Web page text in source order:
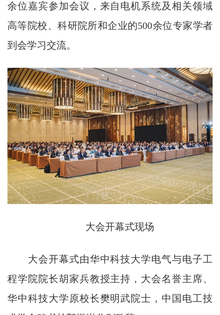
余位嘉宾参加会议，来自电机系统及相关领域
高等院校、科研院所和企业的500余位专家学者
到会学习交流。
大会开幕式现场
大会开幕式由华中科技大学电气与电子工
程学院院长胡家兵教授主持，大会名誉主席、
华中科技大学原校长樊明武院士，中国电工技